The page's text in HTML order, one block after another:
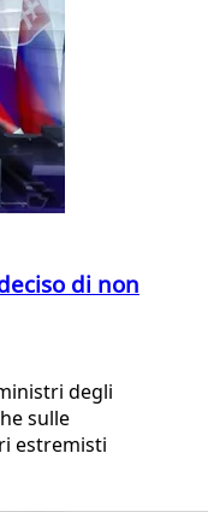
di non
degli
sulle
estremisti